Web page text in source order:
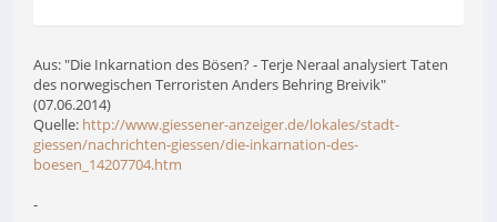
Aus: "Die Inkarnation des Bösen? - Terje Neraal analysiert Taten
des norwegischen Terroristen Anders Behring Breivik"
(07.06.2014)
Quelle: http://www.giessener-anzeiger.de/lokales/stadt-
giessen/nachrichten-giessen/die-inkarnation-des-
boesen_14207704.htm
-